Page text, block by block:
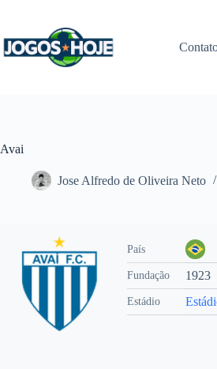
conteúdo
Avai
Jose Alfredo de Oliveira Neto
País
Fundação 1923
Estádio